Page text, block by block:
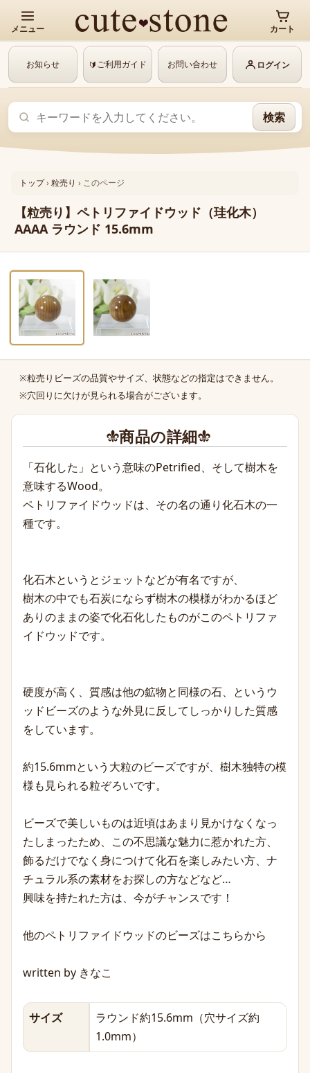
メニュー カート
お知らせ 🔰ご利用ガイド お問い合わせ ログイン
検索
トップ› 粒売り › このページ
【粒売り】ペトリファイドウッド（珪化木）
AAAA ラウンド 15.6mm
‹
商品の補足
※粒売りビーズの品質やサイズ、状態などの指定はできません。
※穴回りに欠けが見られる場合がございます。
商品の詳細
「石化した」という意味のPetrified、そして樹木を
意味するWood。
ペトリファイドウッドは、その名の通り化石木の一
種です。
化石木というとジェッ トなどが有名ですが、
樹木の中でも石炭にならず樹木の模様がわかるほど
ありのままの姿で化石化したものがこのペトリファ
イドウッドです。
硬度が高く、質感は他の鉱物と同様の石、というウ
ッドビーズのような外見に反してしっかりした質感
をしています。
約15.6mmという大粒のビーズですが、樹木独特の模
様も見られる粒ぞろいです。
ビーズで美しいものは近頃はあまり見かけなくなっ
たしまったため、この不思議な魅力に惹かれた方、
飾るだけでなく身につけて化石を楽しみたい方、ナ
チュラル系の素材をお探しの方などなど…
興味を持たれた方は、今がチャンスです！
他のペトリファイドウッドのビーズはこちらから
written by きなこ
サイズ
ラウンド約15.6mm（穴サイズ約
1.0mm）